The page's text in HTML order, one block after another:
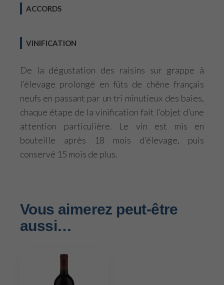
ACCORDS
VINIFICATION
De la dégustation des raisins sur grappe à
l’élevage prolongé en fûts de chêne français
neufs en passant par un tri minutieux des baies,
chaque étape de la vinification fait l’objet d’une
attention particulière. Le vin est mis en
bouteille après 18 mois d’élevage, puis
conservé 15 mois de plus.
Vous aimerez peut-être
aussi…